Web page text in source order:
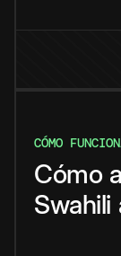
CÓMO
Cómo a
Swahili